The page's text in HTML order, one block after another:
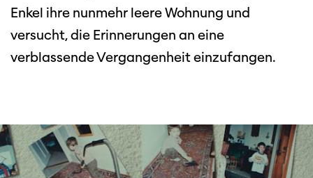
Enkel ihre nunmehr leere Wohnung und
versucht, die Erinnerungen an eine
verblassende Vergangenheit einzufangen.